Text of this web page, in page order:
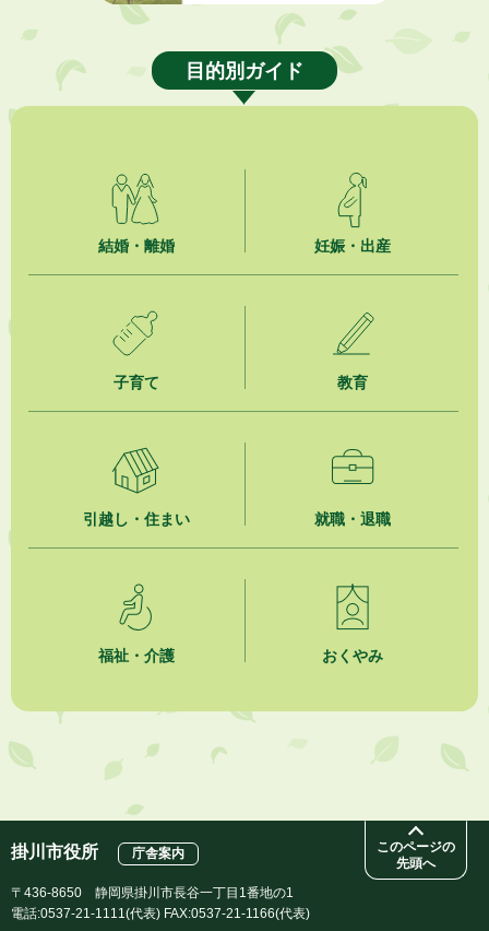
市民の勇気ある応急手当に感謝状を贈呈しました
2026年8月4日
夏季休暇期間 開業医等診療予定
企業版ふるさと納税（地方創生応援税制）のお願い
【参加者募集】プロ棋士から学ぼう！はじめての将棋教室
「かけがわ手話動画」で手話を学ぼう！
市民活動カレンダー（リスト形式）
今月の広報かけがわ
市議会だより 第100号 (令和8年8月1日発行)を掲載しました
目的別ガイド
結婚・離婚 妊娠・出産
子育て 教育
引越し・住まい 就職・退職
福祉・介護 おくやみ
このページの
先頭へ
掛川市役所 庁舎案内
〒436-8650 静岡県掛川市長谷一丁目1番地の1
電話:0537-21-1111(代表) FAX:0537-21-1166(代表)